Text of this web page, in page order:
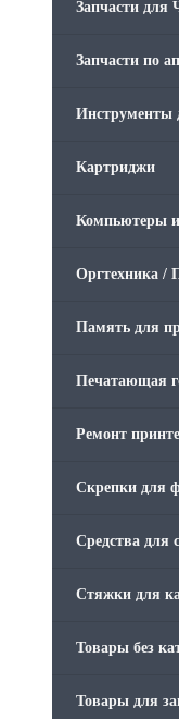
Запчасти для
Запчасти по
Инструменты
Картриджи
Компьютеры и
Оргтехника
Память для
Печатающая
Ремонт
Скрепки для
Средства для
Стяжки для
Товары без
Товары для